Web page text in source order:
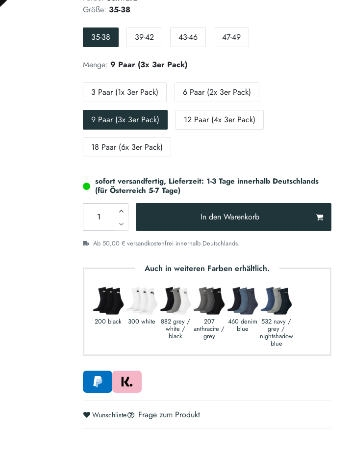
Größe: 35-38
35-38 39-42 43-46 47-49
Menge: 9 Paar (3x 3er Pack)
3 Paar (1x 3er Pack) 6 Paar (2x 3er Pack)
9 Paar (3x 3er Pack) 12 Paar (4x 3er Pack)
18 Paar (6x 3er Pack)
sofort versandfertig, Lieferzeit: 1-3 Tage innerhalb Deutschlands
(für Österreich 5-7 Tage)
In den Warenkorb
Ab 50,00 € versandkostenfrei innerhalb Deutschlands.
Auch in weiteren Farben erhältlich.
200 black 300 white 882 grey /
white /
black
207
anthracite /
grey
460 denim
blue
532 navy /
grey /
nightshadow
blue
Wunschliste Frage zum Produkt